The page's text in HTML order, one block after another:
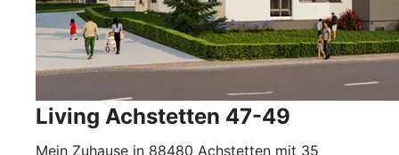
Living Achstetten 47-49
Mein Zuhause in 88480 Achstetten mit 35